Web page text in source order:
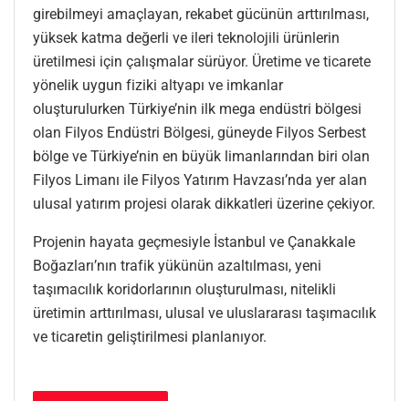
girebilmeyi amaçlayan, rekabet gücünün arttırılması,
yüksek katma değerli ve ileri teknolojili ürünlerin
üretilmesi için çalışmalar sürüyor. Üretime ve ticarete
yönelik uygun fiziki altyapı ve imkanlar
oluşturulurken Türkiye’nin ilk mega endüstri bölgesi
olan Filyos Endüstri Bölgesi, güneyde Filyos Serbest
bölge ve Türkiye’nin en büyük limanlarından biri olan
Filyos Limanı ile Filyos Yatırım Havzası’nda yer alan
ulusal yatırım projesi olarak dikkatleri üzerine çekiyor.
Projenin hayata geçmesiyle İstanbul ve Çanakkale
Boğazları’nın trafik yükünün azaltılması, yeni
taşımacılık koridorlarının oluşturulması, nitelikli
üretimin arttırılması, ulusal ve uluslararası taşımacılık
ve ticaretin geliştirilmesi planlanıyor.